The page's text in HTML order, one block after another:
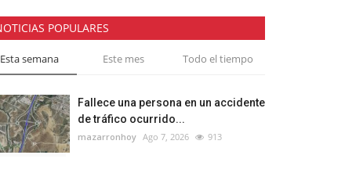
POPULARES
Esta semana Este mes Todo el tiempo
Fallece una persona en un accidente
de tráfico ocurrido...
mazarronhoy Ago 7, 2026 913